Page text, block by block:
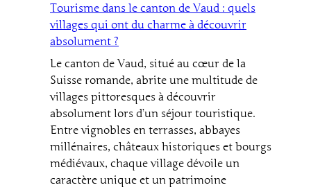
Tourisme dans le canton de Vaud : quels
villages qui ont du charme à découvrir
absolument ?
Le canton de Vaud, situé au cœur de la
Suisse romande, abrite une multitude de
villages pittoresques à découvrir
absolument lors d’un séjour touristique.
Entre vignobles en terrasses, abbayes
millénaires, châteaux historiques et bourgs
médiévaux, chaque village dévoile un
caractère unique et un patrimoine